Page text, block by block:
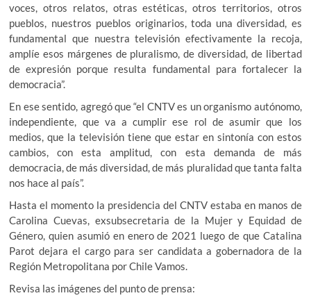
voces, otros relatos, otras estéticas, otros territorios, otros
pueblos, nuestros pueblos originarios, toda una diversidad, es
fundamental que nuestra televisión efectivamente la recoja,
amplíe esos márgenes de pluralismo, de diversidad, de libertad
de expresión porque resulta fundamental para fortalecer la
democracia”.
En ese sentido, agregó que “el CNTV es un organismo autónomo,
independiente, que va a cumplir ese rol de asumir que los
medios, que la televisión tiene que estar en sintonía con estos
cambios, con esta amplitud, con esta demanda de más
democracia, de más diversidad, de más pluralidad que tanta falta
nos hace al país”.
Hasta el momento la presidencia del CNTV estaba en manos de
Carolina Cuevas, exsubsecretaria de la Mujer y Equidad de
Género, quien asumió en enero de 2021 luego de que Catalina
Parot dejara el cargo para ser candidata a gobernadora de la
Región Metropolitana por Chile Vamos.
Revisa las imágenes del punto de prensa: